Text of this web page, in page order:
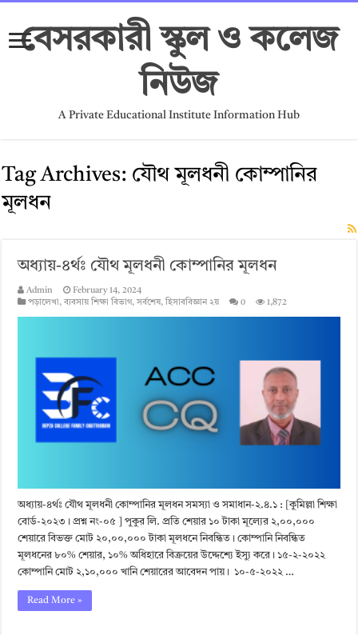
বেসরকারী স্কুল ও কলেজ
নিউজ
A Private Educational Institute Information Hub
Tag Archives: যৌথ মূলধনী কোম্পানির
মূলধন
অধ্যায়-৪র্থঃ যৌথ মূলধনী কোম্পানির মূলধন
Admin
February 14, 2024
পড়ালেখা,ব্যবসায় শিক্ষা বিভাগ,সর্বশেষ,হিসাববিজ্ঞান ২য় 0 1,872
অধ্যায়-৪র্থঃ যৌথ মূলধনী কোম্পানির মূলধন সমস্যা ও সমাধান-২.৪.১ : [কুমিল্লা শিক্ষা
বোর্ড-২০২৩। প্রশ্ন নং-০৫ ] পুকুর লি. প্রতি শেয়ার ১০ টাকা মূল্যের ২,০০,০০০
শেয়ারে বিভক্ত মোট ২০,০০,০০০ টাকা মূলধনে নিবন্ধিত। কোম্পানি নিবন্ধিত
মূলধনের ৮০% শেয়ার, ১০% অধিহারে বিক্রয়ের উদ্দেশ্যে ইস্যু করে। ১৫-২-২০২২
কোম্পানি মোট ২,১০,০০০ খানি শেয়ারের আবেদন পায়। ১০-৫-২০২২ …
Read More »